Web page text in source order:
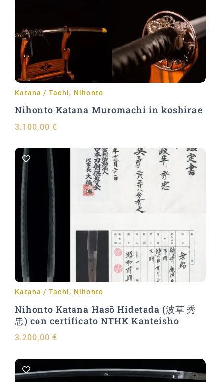
Aggiungi al carrello
Katana / Tachi, Nihonto
Nihonto Katana Muromachi in koshirae
3.100,00 €
Katana / Tachi, Nihonto
Nihonto Katana Hasō Hidetada (波草 秀
忠) con certificato NTHK Kanteisho
3.200,00 €